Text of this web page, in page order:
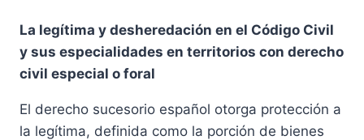
original
era:
actual
es:
La legítima y desheredación en el Código Civil
y sus especialidades en territorios con derecho
civil especial o foral
El derecho sucesorio español otorga protección a
la legítima, definida como la porción de bienes